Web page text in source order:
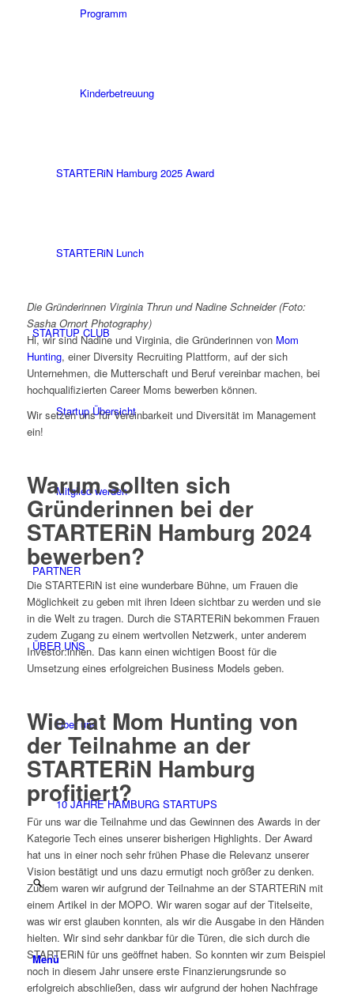
Programm
Kinderbetreuung
STARTERiN Hamburg 2025 Award
STARTERiN Lunch
STARTUP CLUB
Startup Übersicht
Mitglied werden
PARTNER
ÜBER UNS
Über uns
10 JAHRE HAMBURG STARTUPS
Menü
Die Gründerinnen Virginia Thrun und Nadine Schneider (Foto:
Sasha Ornort Photography)
Hi, wir sind Nadine und Virginia, die Gründerinnen von Mom
Hunting, einer Diversity Recruiting Plattform, auf der sich
Unternehmen, die Mutterschaft und Beruf vereinbar machen, bei
hochqualifizierten Career Moms bewerben können.
Wir setzen uns für Vereinbarkeit und Diversität im Management
ein!
Warum sollten sich
Gründerinnen bei der
STARTERiN Hamburg 2024
bewerben?
Die STARTERiN ist eine wunderbare Bühne, um Frauen die
Möglichkeit zu geben mit ihren Ideen sichtbar zu werden und sie
in die Welt zu tragen. Durch die STARTERiN bekommen Frauen
zudem Zugang zu einem wertvollen Netzwerk, unter anderem
Investor:innen. Das kann einen wichtigen Boost für die
Umsetzung eines erfolgreichen Business Models geben.
Wie hat Mom Hunting von
der Teilnahme an der
STARTERiN Hamburg
profitiert?
Für uns war die Teilnahme und das Gewinnen des Awards in der
Kategorie Tech eines unserer bisherigen Highlights. Der Award
hat uns in einer noch sehr frühen Phase die Relevanz unserer
Vision bestätigt und uns dazu ermutigt noch größer zu denken.
Zudem waren wir aufgrund der Teilnahme an der STARTERiN mit
einem Artikel in der MOPO. Wir waren sogar auf der Titelseite,
was wir erst glauben konnten, als wir die Ausgabe in den Händen
hielten. Wir sind sehr dankbar für die Türen, die sich durch die
STARTERiN für uns geöffnet haben. So konnten wir zum Beispiel
noch in diesem Jahr unsere erste Finanzierungsrunde so
erfolgreich abschließen, dass wir aufgrund der hohen Nachfrage